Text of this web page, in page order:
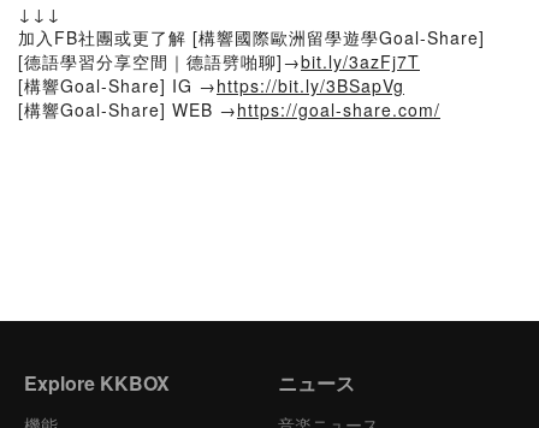
↓↓↓
加入FB社團或更了解 [構響國際歐洲留學遊學Goal-Share]
[德語學習分享空間｜德語劈啪聊]→bit.ly/3azFj7T
[構響Goal-Share] IG →https://bit.ly/3BSapVg
[構響Goal-Share] WEB →https://goal-share.com/
Explore KKBOX ニュース